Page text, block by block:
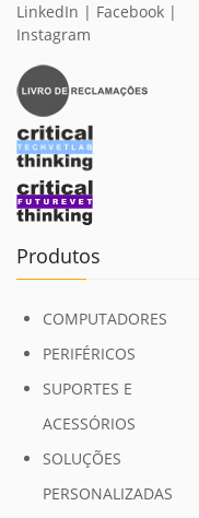
LinkedIn | Facebook |
Instagram
Produtos
COMPUTADORES
PERIFÉRICOS
SUPORTES E
ACESSÓRIOS
SOLUÇÕES
PERSONALIZADAS